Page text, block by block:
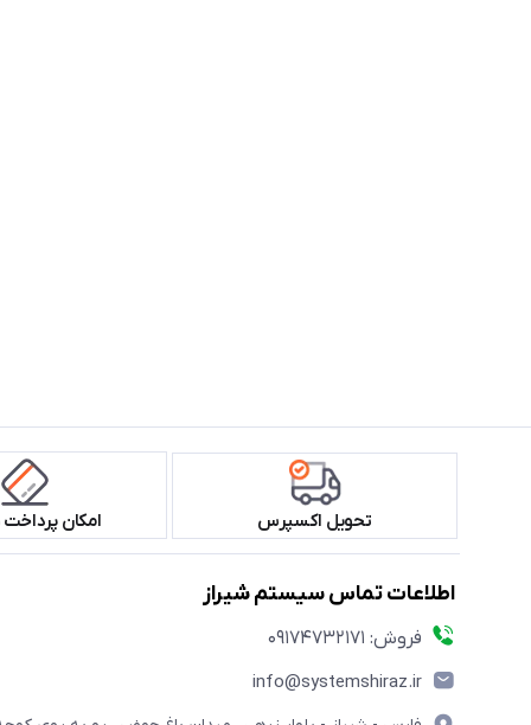
تحویل اکسپرس امکان
اطلاعات تماس سیستم شیراز
فروش: 09174732171
info@systemshiraz.ir